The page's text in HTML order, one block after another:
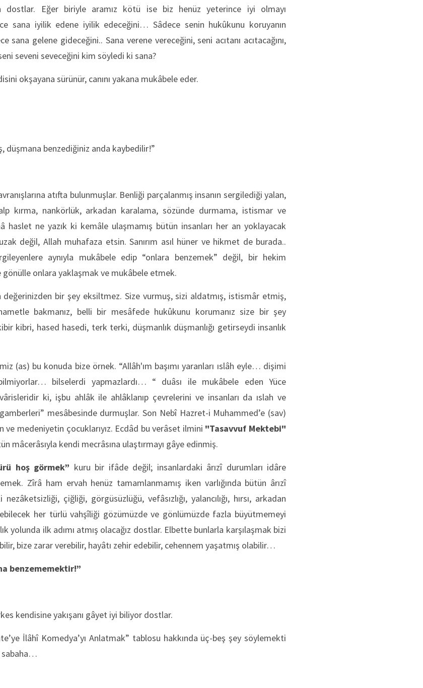
Eğer biriyle aramız kötü ise biz henüz yeterince iyi olmayı
sana iyilik edene iyilik edeceğini… Sâdece senin hukûkunu koruyanın
sana gelene gideceğini.. Sana verene vereceğini, seni acıtanı acıtacağını,
seveni seveceğini kim söyledi ki sana?
okşayana sürünür, canını yakana mukâbele eder.
düşmana benzediğiniz anda kaybedilir!”
atıfta bulunmuşlar. Benliği parçalanmış insanın sergilediği yalan,
kırma, nankörlük, arkadan karalama, sözünde durmama, istismar ve
haslet ne yazık ki kemâle ulaşmamış bütün insanları her an yoklayacak
değil, Allah muhafaza etsin. Sanırım asıl hüner ve hikmet de burada..
aynıyla mukâbele edip “onlara benzemek” değil, bir hekim
gönülle onlara yaklaşmak ve mukâbele etmek.
bir şey eksiltmez. Size vurmuş, sizi aldatmış, istismâr etmiş,
bakmanız, belli bir mesâfede hukûkunu korumanız size bir şey
kibri, hased hasedi, terk terki, düşmanlık düşmanlığı getirseydi insanlık
(as) bu konuda bize örnek. “Allâh'ım başımı yaranları ıslâh eyle… dişimi
bilselerdi yapmazlardı… “ duâsı ile mukâbele eden Yüce
ki, işbu ahlâk ile ahlâklanıp çevrelerini ve insanları da ıslah ve
mesâbesinde durmuşlar. Son Nebî Hazret-i Muhammed’e (sav)
ve medeniyetin çocuklarıyız. Ecdâd bu verâset ilmini "Tasavvuf Mektebi"
mâcerâsıyla kendi mecrâsına ulaştırmayı gâye edinmiş.
hoş görmek” kuru bir ifâde değil; insanlardaki ârızî durumları idâre
Zîrâ ham ervah henüz tamamlanmamış iken varlığında bütün ârızî
çiğliği, görgüsüzlüğü, vefâsızlığı, yalancılığı, hırsı, arkadan
her türlü vahşîliği gözümüzde ve gönlümüzde fazla büyütmemeyi
yolunda ilk adımı atmış olacağız dostlar. Elbette bunlarla karşılaşmak bizi
bize zarar verebilir, hayâtı zehir edebilir, cehennem yaşatmış olabilir…
benzememektir!”
kendisine yakışanı gâyet iyi biliyor dostlar.
İlâhî Komedya’yı Anlatmak” tablosu hakkında üç-beş şey söylemekti
sabaha…